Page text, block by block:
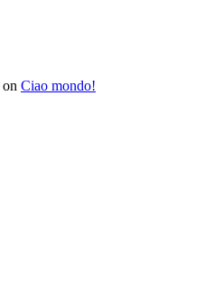
on Ciao mondo!